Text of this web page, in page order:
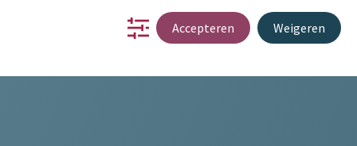
over ons werken bijcontact EN
Accepteren Weigeren